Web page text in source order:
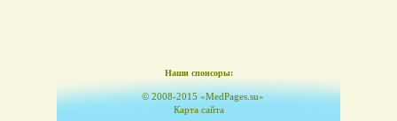
Наши спонсоры:
© 2008-2015 «MedPages.su»
Карта сайта